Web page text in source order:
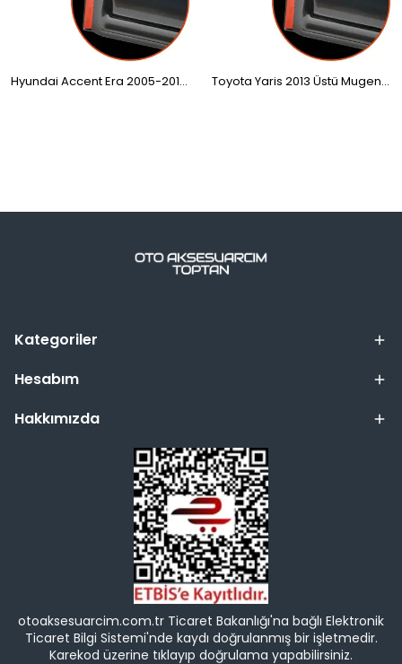
Hyundai Accent Era 2005-2011 Mugen Cam Rüzgarlığı 4'lü Toyota Yaris 2013 Üstü Mugen Cam Rüzgarlığı 4'lü
Kategoriler
Hesabım
Hakkımızda
otoaksesuarcim.com.tr Ticaret Bakanlığı'na bağlı Elektronik
Ticaret Bilgi Sistemi'nde kaydı doğrulanmış bir işletmedir.
Karekod üzerine tıklayıp doğrulama yapabilirsiniz.